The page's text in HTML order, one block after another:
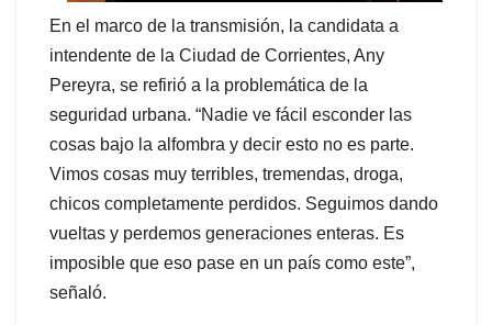
En el marco de la transmisión, la candidata a
intendente de la Ciudad de Corrientes, Any
Pereyra, se refirió a la problemática de la
seguridad urbana. “Nadie ve fácil esconder las
cosas bajo la alfombra y decir esto no es parte.
Vimos cosas muy terribles, tremendas, droga,
chicos completamente perdidos. Seguimos dando
vueltas y perdemos generaciones enteras. Es
imposible que eso pase en un país como este”,
señaló.